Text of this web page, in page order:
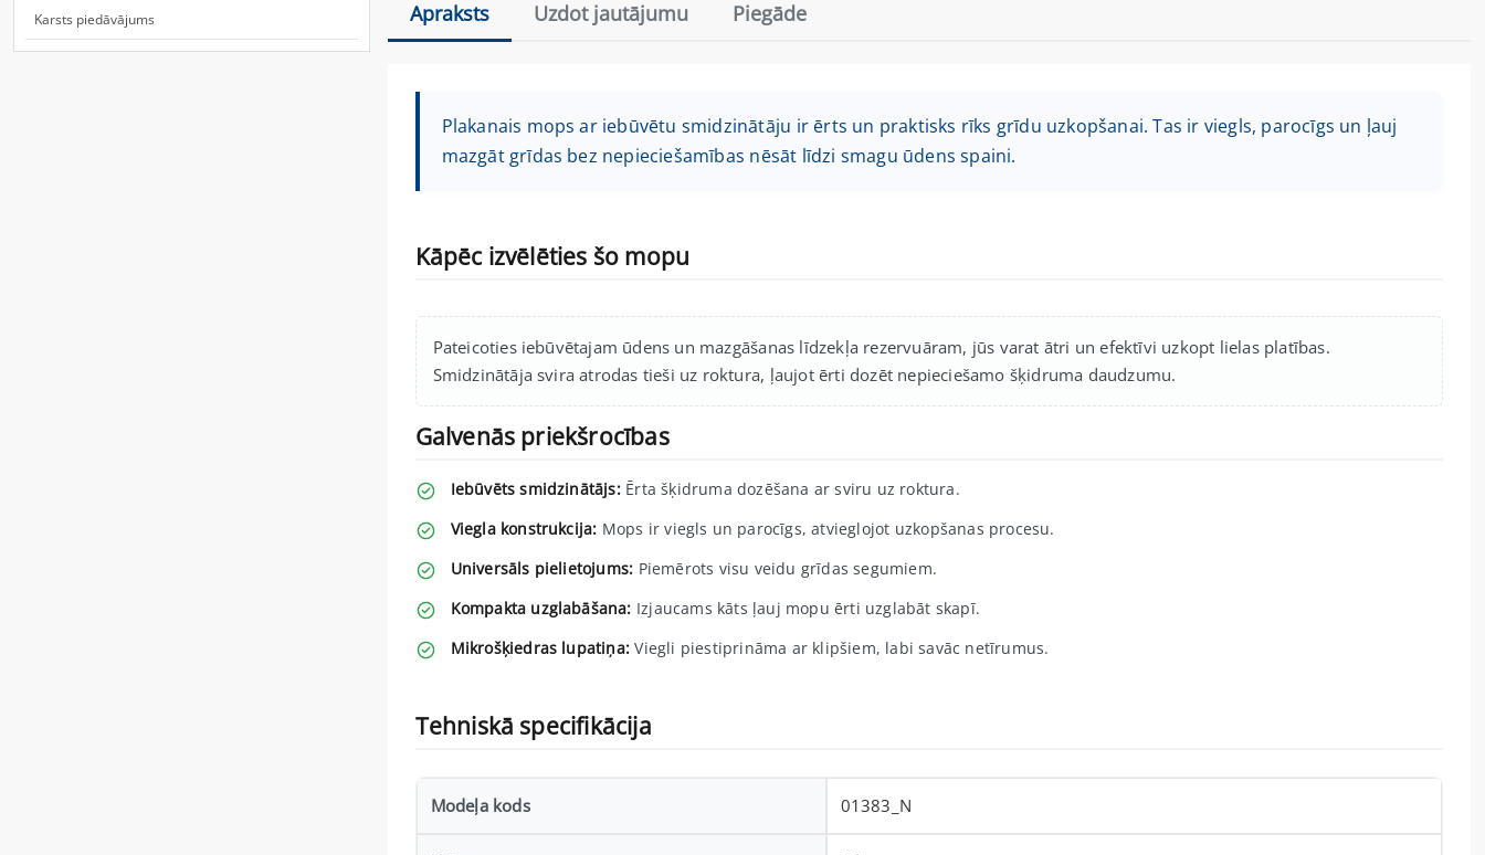
Karsts piedāvājums Apraksts Uzdot jautājumu Piegāde
Plakanais mops ar iebūvētu smidzinātāju ir ērts un praktisks rīks grīdu uzkopšanai. Tas ir viegls, parocīgs un ļauj
mazgāt grīdas bez nepieciešamības nēsāt līdzi smagu ūdens spaini.
Kāpēc izvēlēties šo mopu
Pateicoties iebūvētajam ūdens un mazgāšanas līdzekļa rezervuāram, jūs varat ātri un efektīvi uzkopt lielas platības.
Smidzinātāja svira atrodas tieši uz roktura, ļaujot ērti dozēt nepieciešamo šķidruma daudzumu.
Galvenās priekšrocības
Iebūvēts smidzinātājs:Ērta šķidruma dozēšana ar sviru uz roktura.
Viegla konstrukcija: Mops ir viegls un parocīgs, atvieglojot uzkopšanas procesu.
Universāls pielietojums: Piemērots visu veidu grīdas segumiem.
Kompakta uzglabāšana: Izjaucams kāts ļauj mopu ērti uzglabāt skapī.
Mikrošķiedras lupatiņa: Viegli piestiprināma ar klipšiem, labi savāc netīrumus.
Tehniskā specifikācija
Modeļa kods 01383_N